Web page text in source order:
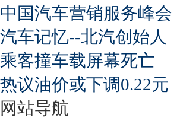
中国汽车营销服务峰会
汽车记忆--北汽创始人
乘客撞车载屏幕死亡
热议油价或下调0.22元
网站导航